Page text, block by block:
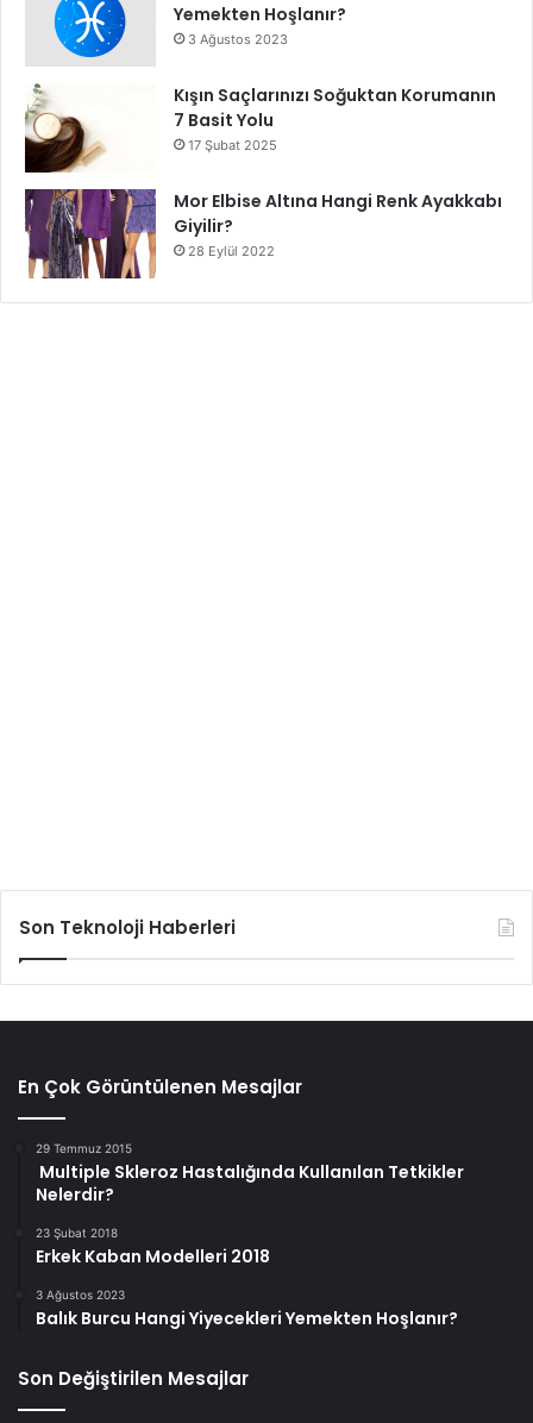
Yemekten Hoşlanır?
3 Ağustos 2023
Kışın Saçlarınızı Soğuktan Korumanın
7 Basit Yolu
17 Şubat 2025
Mor Elbise Altına Hangi Renk Ayakkabı
Giyilir?
28 Eylül 2022
Son Teknoloji Haberleri
En Çok Görüntülenen Mesajlar
29 Temmuz 2015
Multiple Skleroz Hastalığında Kullanılan Tetkikler
Nelerdir?
23 Şubat 2018
Erkek Kaban Modelleri 2018
3 Ağustos 2023
Balık Burcu Hangi Yiyecekleri Yemekten Hoşlanır?
Son Değiştirilen Mesajlar